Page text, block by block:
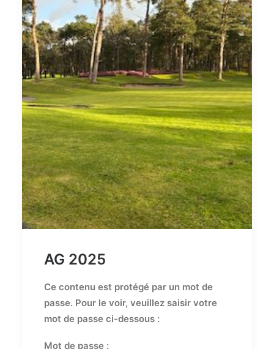
AG 2025
Ce contenu est protégé par un mot de
passe. Pour le voir, veuillez saisir votre
mot de passe ci-dessous :
Mot de passe :